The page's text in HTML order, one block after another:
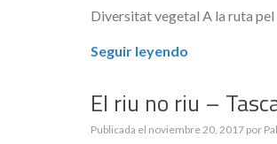
Diversitat vegetal A la ruta pel
Seguir leyendo
El riu no riu –
Publicada el noviembre 20, 2017 por